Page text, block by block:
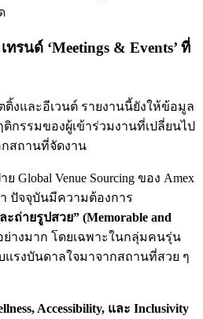
รนด์ ‘Meetings & Events’ ที่
งและอีเวนต์ รายงานนี้ยังให้ข้อมูล
กรรมของผู้เข้าร่วมงานที่เปลี่ยนไป
กสถานที่จัดงาน
Global Venue Sourcing ของ Amex
า ปัจจุบันมีความต้องการ
ะถ่ายรูปสวย” (Memorable and
ย่างมาก โดยเฉพาะในกลุ่มคนรุ่น
รงบันดาลใจมาจากสถานที่สวย ๆ
Accessibility, และ Inclusivity